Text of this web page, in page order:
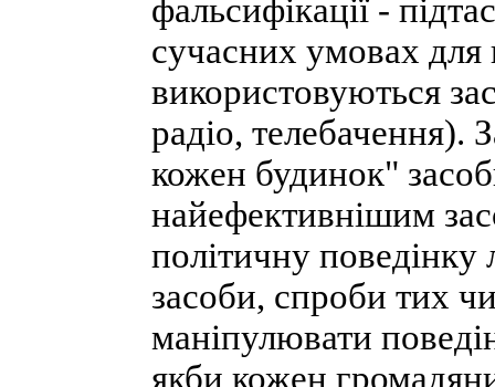
фальсифікації -
сучасних умовах для
використовуються
радіо, телебачення).
кожен будинок"
найефективнішим
політичну
засоби, спроби тих
маніпулювати
якби кожен